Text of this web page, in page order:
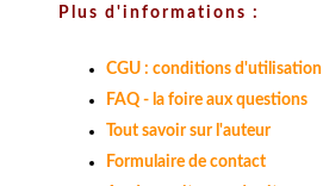
Plus d'informations :
CGU : conditions d'utilisation
FAQ - la foire aux questions
Tout savoir sur l'auteur
Formulaire de contact